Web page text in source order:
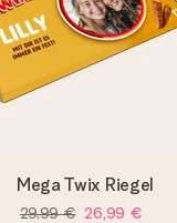
Mega Twix Riegel
29,99 € 26,99 €